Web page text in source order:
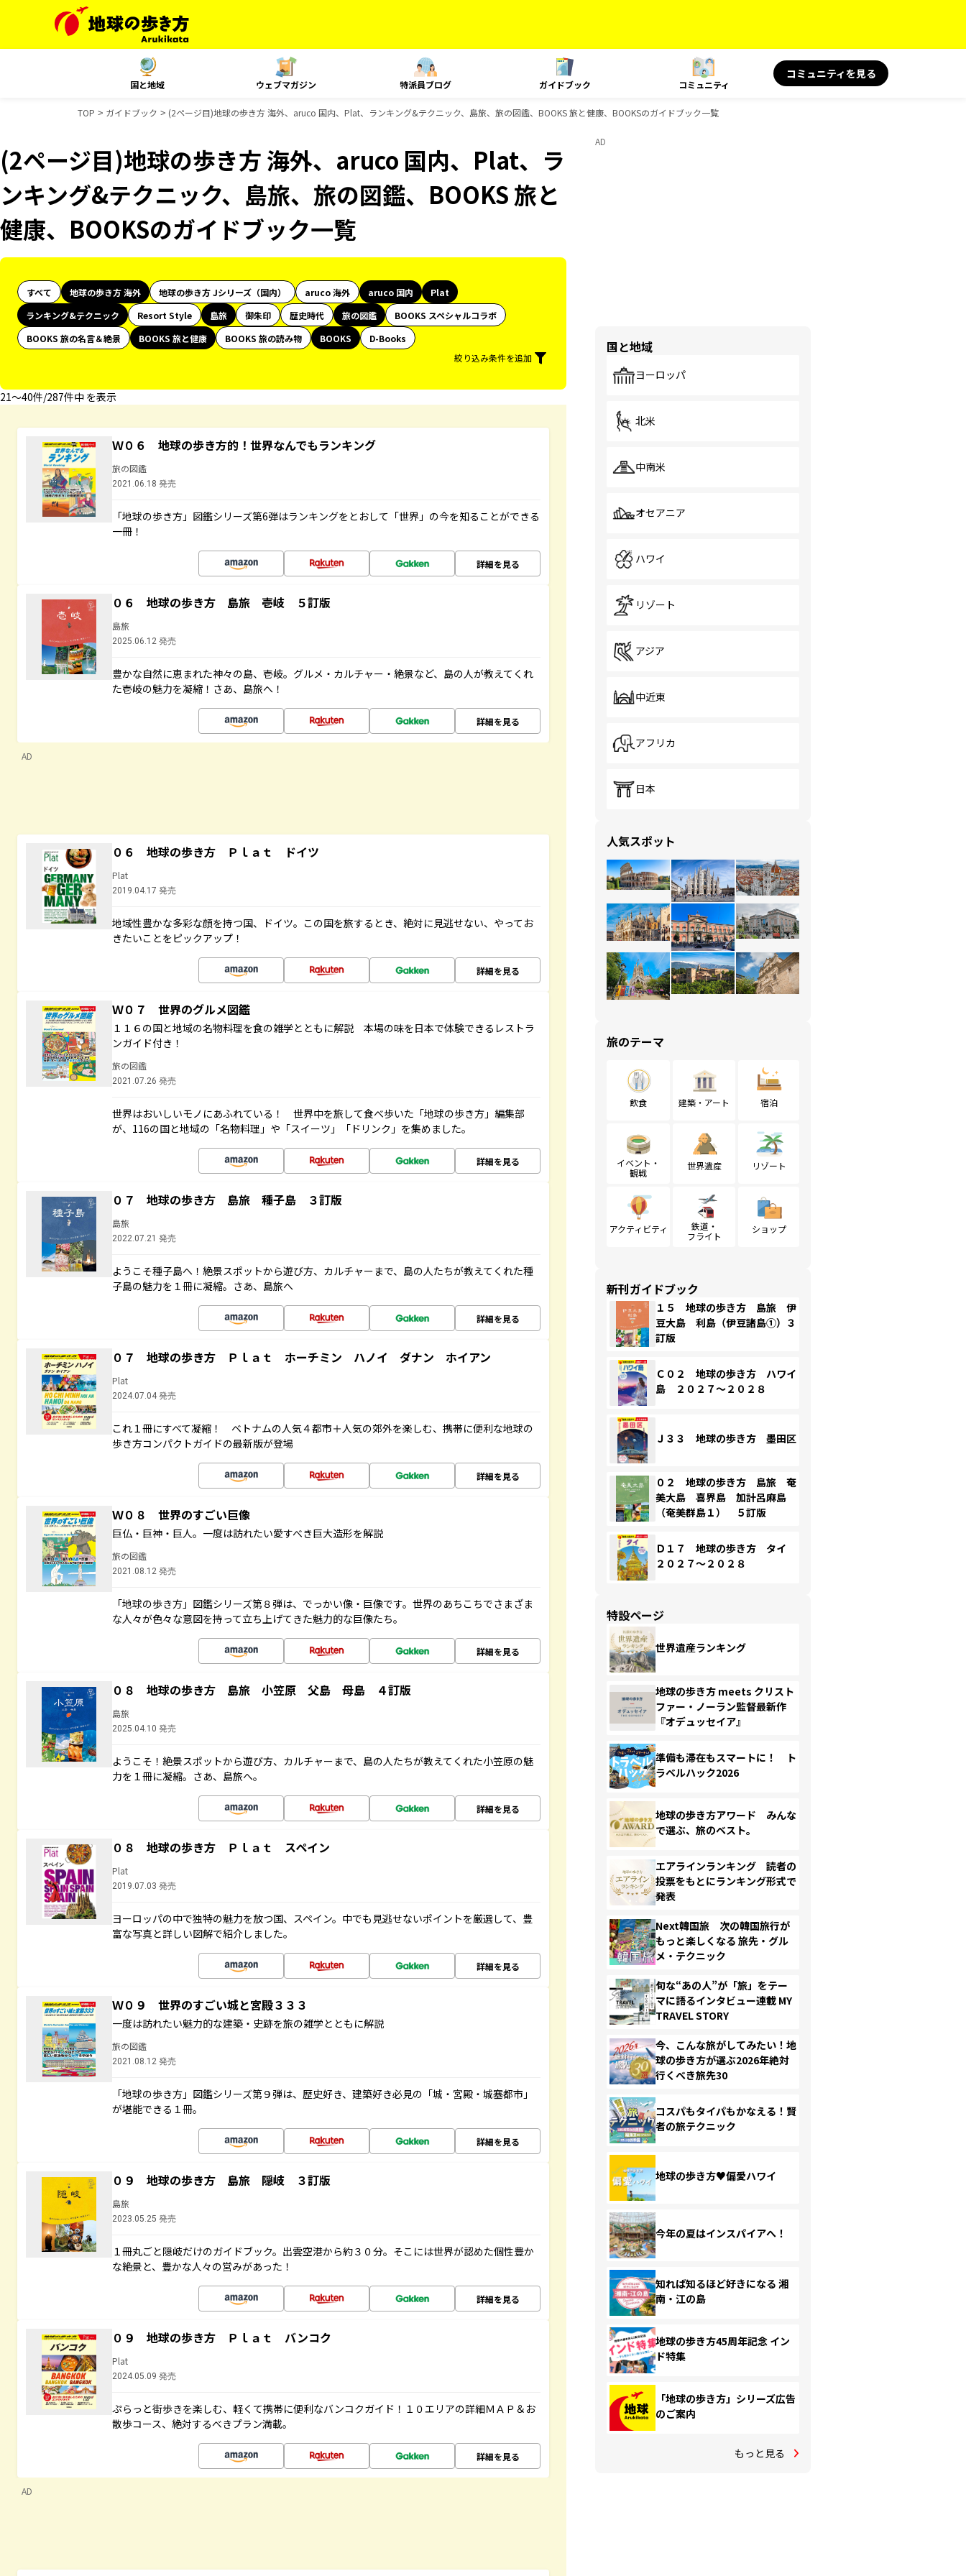
国と地域 ウェブマガジン 特派員ブログ ガイドブック コミュニティ
コミュニティを見る
TOP ガイドブック (2ページ目)地球の歩き方 海外、aruco 国内、Plat、ランキング&テクニック、島旅、旅の図鑑、BOOKS 旅と健康、BOOKSのガイドブック一覧
(2ページ目)地球の歩き方 海外、aruco 国内、Plat、ラ
ンキング&テクニック、島旅、旅の図鑑、BOOKS 旅と
健康、BOOKSのガイドブック一覧
すべて 地球の歩き方 海外 地球の歩き方 Jシリーズ（国内） aruco 海外 aruco 国内
Plat
ランキング&テクニック
Resort Style 島旅 御朱印 歴史時代 旅の図鑑
BOOKS スペシャルコラボ
BOOKS 旅の名言＆絶景
BOOKS 旅と健康 BOOKS 旅の読み物 BOOKS
D-Books
絞り込み条件を追加
21〜40件/287件中 を表示
Ｗ０６ 地球の歩き方的！世界なんでもランキング
旅の図鑑
2021.06.18 発売
「地球の歩き方」図鑑シリーズ第6弾はランキングをとおして「世界」の今を知ることができる
一冊！
詳細を見る
０６ 地球の歩き方 島旅 壱岐 ５訂版
島旅
2025.06.12 発売
豊かな自然に恵まれた神々の島、壱岐。グルメ・カルチャー・絶景など、島の人が教えてくれ
た壱岐の魅力を凝縮！さあ、島旅へ！
詳細を見る
AD
０６ 地球の歩き方 Ｐｌａｔ ドイツ
Plat
2019.04.17 発売
地域性豊かな多彩な顔を持つ国、ドイツ。この国を旅するとき、絶対に見逃せない、やってお
きたいことをピックアップ！
詳細を見る
Ｗ０７ 世界のグルメ図鑑
１１６の国と地域の名物料理を食の雑学とともに解説 本場の味を日本で体験できるレストラ
ンガイド付き！
旅の図鑑
2021.07.26 発売
世界はおいしいモノにあふれている！ 世界中を旅して食べ歩いた「地球の歩き方」編集部
が、116の国と地域の「名物料理」や「スイーツ」「ドリンク」を集めました。
詳細を見る
０７ 地球の歩き方 島旅 種子島 ３訂版
島旅
2022.07.21 発売
ようこそ種子島へ！絶景スポットから遊び方、カルチャーまで、島の人たちが教えてくれた種
子島の魅力を１冊に凝縮。さあ、島旅へ
詳細を見る
０７ 地球の歩き方 Ｐｌａｔ ホーチミン ハノイ ダナン ホイアン
Plat
2024.07.04 発売
これ１冊にすべて凝縮！ ベトナムの人気４都市＋人気の郊外を楽しむ、携帯に便利な地球の
歩き方コンパクトガイドの最新版が登場
詳細を見る
Ｗ０８ 世界のすごい巨像
巨仏・巨神・巨人。一度は訪れたい愛すべき巨大造形を解説
旅の図鑑
2021.08.12 発売
「地球の歩き方」図鑑シリーズ第８弾は、でっかい像・巨像です。世界のあちこちでさまざま
な人々が色々な意図を持って立ち上げてきた魅力的な巨像たち。
詳細を見る
０８ 地球の歩き方 島旅 小笠原 父島 母島 ４訂版
島旅
2025.04.10 発売
ようこそ！絶景スポットから遊び方、カルチャーまで、島の人たちが教えてくれた小笠原の魅
力を１冊に凝縮。さあ、島旅へ。
詳細を見る
０８ 地球の歩き方 Ｐｌａｔ スペイン
Plat
2019.07.03 発売
ヨーロッパの中で独特の魅力を放つ国、スペイン。中でも見逃せないポイントを厳選して、豊
富な写真と詳しい図解で紹介しました。
詳細を見る
Ｗ０９ 世界のすごい城と宮殿３３３
一度は訪れたい魅力的な建築・史跡を旅の雑学とともに解説
旅の図鑑
2021.08.12 発売
「地球の歩き方」図鑑シリーズ第９弾は、歴史好き、建築好き必見の「城・宮殿・城塞都市」
が堪能できる１冊。
詳細を見る
０９ 地球の歩き方 島旅 隠岐 ３訂版
島旅
2023.05.25 発売
１冊丸ごと隠岐だけのガイドブック。出雲空港から約３０分。そこには世界が認めた個性豊か
な絶景と、豊かな人々の営みがあった！
詳細を見る
０９ 地球の歩き方 Ｐｌａｔ バンコク
Plat
2024.05.09 発売
ぷらっと街歩きを楽しむ、軽くて携帯に便利なバンコクガイド！１０エリアの詳細ＭＡＰ＆お
散歩コース、絶対するべきプラン満載。
詳細を見る
AD
AD
国と地域
ヨーロッパ
北米
中南米
オセアニア
ハワイ
リゾート
アジア
中近東
アフリカ
日本
人気スポット
旅のテーマ
飲食 建築・アート 宿泊
イベント・
観戦
世界遺産 リゾート
アクティビティ
鉄道・
フライト
ショップ
新刊ガイドブック
１５ 地球の歩き方 島旅 伊
豆大島 利島（伊豆諸島①）３
訂版
Ｃ０２ 地球の歩き方 ハワイ
島 ２０２７～２０２８
Ｊ３３ 地球の歩き方 墨田区
０２ 地球の歩き方 島旅 奄
美大島 喜界島 加計呂麻島
（奄美群島１） ５訂版
Ｄ１７ 地球の歩き方 タイ
２０２７～２０２８
特設ページ
世界遺産ランキング
地球の歩き方 meets クリスト
ファー・ノーラン監督最新作
『オデュッセイア』
準備も滞在もスマートに！ ト
ラベルハック2026
地球の歩き方アワード みんな
で選ぶ、旅のベスト。
エアラインランキング 読者の
投票をもとにランキング形式で
発表
Next韓国旅 次の韓国旅行が
もっと楽しくなる 旅先・グル
メ・テクニック
旬な“あの人”が「旅」をテー
マに語るインタビュー連載 MY
TRAVEL STORY
今、こんな旅がしてみたい！地
球の歩き方が選ぶ2026年絶対
行くべき旅先30
コスパもタイパもかなえる！賢
者の旅テクニック
地球の歩き方♥偏愛ハワイ
今年の夏はインスパイアへ！
知れば知るほど好きになる 湘
南・江の島
地球の歩き方45周年記念 イン
ド特集
「地球の歩き方」シリーズ広告
のご案内
もっと見る